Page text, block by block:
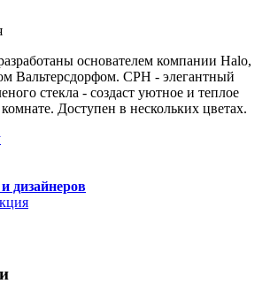
основателем компании Halo,
Вальтерсдорфом. CPH - элегантный
стекла - создаст уютное и теплое
Доступен в нескольких цветах.
дизайнеров